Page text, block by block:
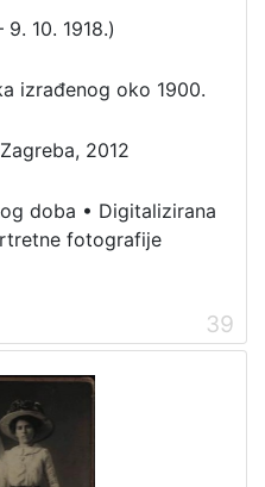
10. 1918.)
izrađenog oko 1900.
2012
doba • Digitalizirana
fotografije
39